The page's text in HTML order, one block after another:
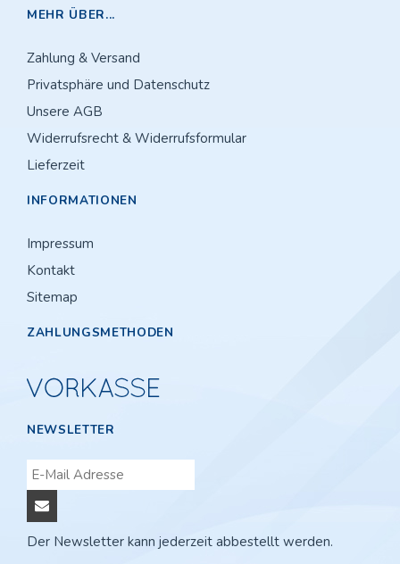
MEHR ÜBER...
Zahlung & Versand
Privatsphäre und Datenschutz
Unsere AGB
Widerrufsrecht & Widerrufsformular
Lieferzeit
INFORMATIONEN
Impressum
Kontakt
Sitemap
ZAHLUNGSMETHODEN
NEWSLETTER
Der Newsletter kann jederzeit abbestellt werden.